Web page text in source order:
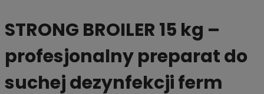
STRONG BROILER 15 kg –
profesjonalny preparat do
suchej dezynfekcji ferm